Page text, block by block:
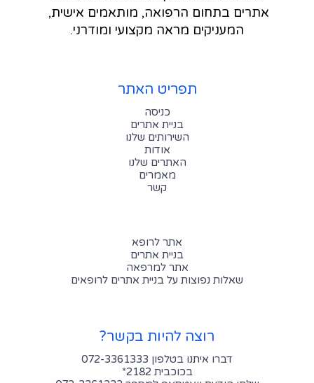
המעניקים מראה מקצועי ומודרני.
תפריט האתר
כניסה
בניית אתרים
השירותים שלנו
אודות
האתרים שלנו
מאמרים
קשר
אתר לרופא
בניית אתרים
אתר למרפאה
שאלות נפוצות על בניית אתרים לרופאים
רוצה להיות בקשר?
דברו איתנו בטלפון 072-3361333
בכוכבית 2182*